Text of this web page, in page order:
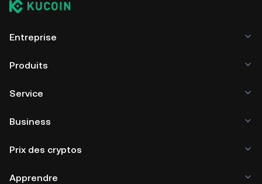
Entreprise
Produits
Service
Business
Prix des cryptos
Apprendre